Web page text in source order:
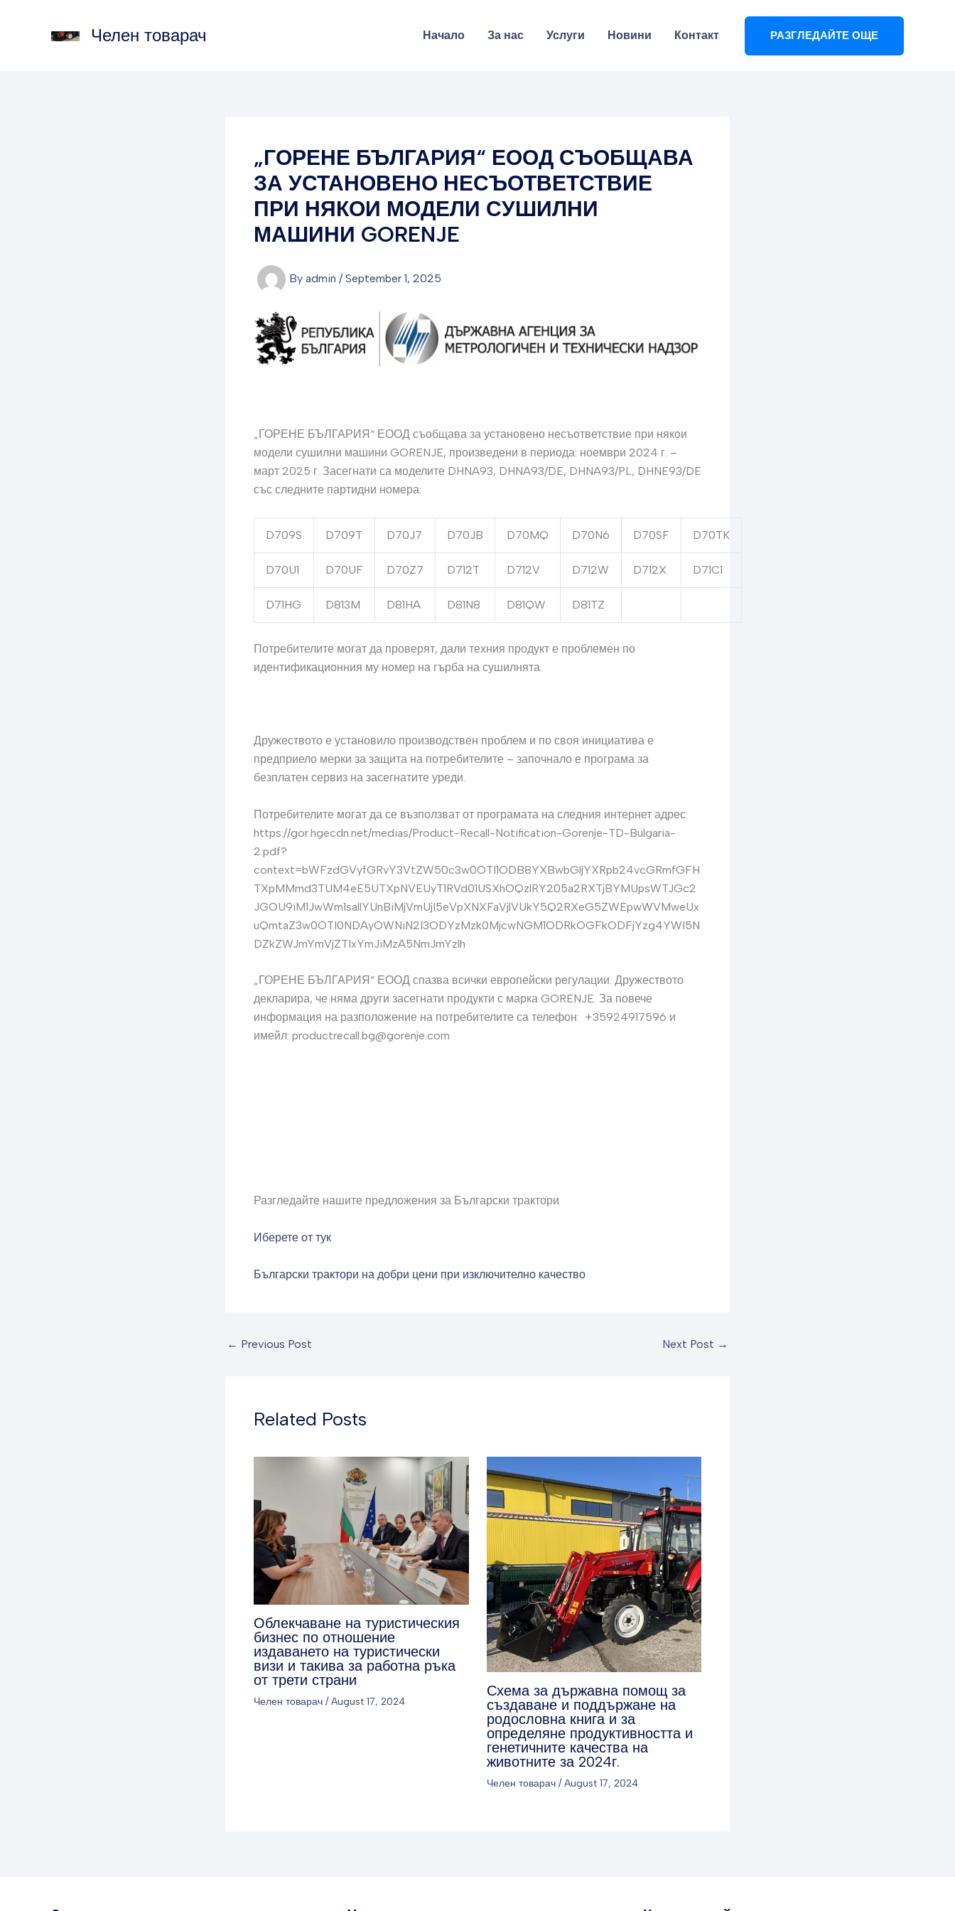
Челен товарач Начало За нас Услуги Новини Контакт РАЗГЛЕДАЙТЕ ОЩЕ
„ГОРЕНЕ БЪЛГАРИЯ“ ЕООД СЪОБЩАВА
ЗА УСТАНОВЕНО НЕСЪОТВЕТСТВИЕ
ПРИ НЯКОИ МОДЕЛИ СУШИЛНИ
МАШИНИ GORENJE
By admin / September 1, 2025
„ГОРЕНЕ БЪЛГАРИЯ“ ЕООД съобщава за установено несъответствие при някои
модели сушилни машини GORENJE, произведени в периода: ноември 2024 г. –
март 2025 г. Засегнати са моделите DHNA93, DHNA93/DE, DHNA93/PL, DHNE93/DE
със следните партидни номера:
D709S D709T D70J7 D70JB D70MQ D70N6 D70SF D70TK
D70U1 D70UF D70Z7 D712T D712V D712W D712X D71C1
D71HG D813M D81HA D81N8 D81QW D81TZ
Потребителите могат да проверят, дали техния продукт е проблемен по
идентификационния му номер на гърба на сушилнята.
Дружеството е установило производствен проблем и по своя инициатива е
предприело мерки за защита на потребителите – започнало е програма за
безплатен сервиз на засегнатите уреди.
Потребителите могат да се възползват от програмата на следния интернет адрес:
https://gor.hgecdn.net/medias/Product-Recall-Notification-Gorenje-TD-Bulgaria-
2.pdf?
context=bWFzdGVyfGRvY3VtZW50c3w0OTI1ODB8YXBwbGljYXRpb24vcGRmfGFH
TXpMMmd3TUM4eE5UTXpNVEUyT1RVd01USXhOQzlRY205a2RXTjBYMUpsWTJGc2
JGOU9iM1JwWm1sallYUnBiMjVmUjI5eVpXNXFaVjlVUkY5Q2RXeG5ZWEpwWVMweUx
uQmtaZ3w0OTI0NDAyOWNiN2I3ODYzMzk0MjcwNGM1ODRkOGFkODFjYzg4YWI5N
DZkZWJmYmVjZTIxYmJiMzA5NmJmYzlh
„ГОРЕНЕ БЪЛГАРИЯ“ ЕООД спазва всички европейски регулации. Дружеството
декларира, че няма други засегнати продукти с марка GORENJE. За повече
информация на разположение на потребителите са телефон: +35924917596 и
имейл: productrecall.bg@gorenje.com
Разгледайте нашите предложения за Български трактори
Иберете от тук
Български трактори на добри цени при изключително качество
← Previous Post Next Post →
Related Posts
Облекчаване на туристическия
бизнес по отношение
издаването на туристически
визи и такива за работна ръка
от трети страни
Челен товарач /August 17, 2024
Схема за държавна помощ за
създаване и поддържане на
родословна книга и за
определяне продуктивността и
генетичните качества на
животните за 2024г.
Челен товарач/August 17, 2024